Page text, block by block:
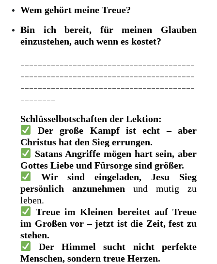
Wem gehört meine Treue?
Bin ich bereit, für meinen Glauben
einzustehen, auch wenn es kostet?
Schlüsselbotschaften der Lektion:
Der große Kampf ist echt – aber
Christus hat den Sieg errungen.
Satans Angriffe mögen hart sein, aber
Gottes Liebe und Fürsorge sind größer.
Wir sind eingeladen, Jesu Sieg
persönlich anzunehmen und mutig zu
leben.
Treue im Kleinen bereitet auf Treue
im Großen vor – jetzt ist die Zeit, fest zu
stehen.
Der Himmel sucht nicht perfekte
Menschen, sondern treue Herzen.